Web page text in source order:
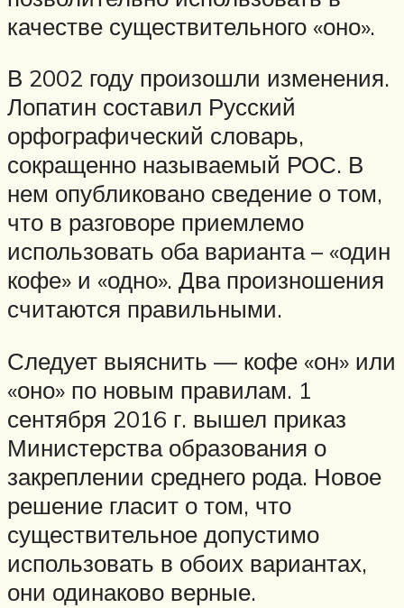
качестве существительного «оно».
В 2002 году произошли изменения.
Лопатин составил Русский
орфографический словарь,
сокращенно называемый РОС. В
нем опубликовано сведение о том,
что в разговоре приемлемо
использовать оба варианта – «один
кофе» и «одно». Два произношения
считаются правильными.
Следует выяснить — кофе «он» или
«оно» по новым правилам. 1
сентября 2016 г. вышел приказ
Министерства образования о
закреплении среднего рода. Новое
решение гласит о том, что
существительное допустимо
использовать в обоих вариантах,
они одинаково верные.